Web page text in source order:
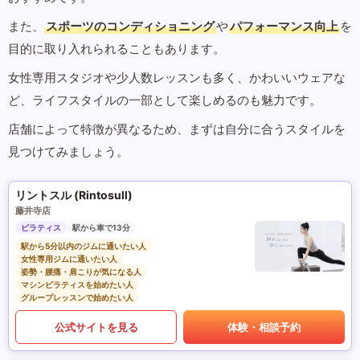
また、
スポーツのコンディショニングやパフォーマンス向上 を
目的に取り入れられることもあります。
女性専用スタジオや少人数レッスンも多く、かわいいウェアな
ど、ライフスタイルの一部として楽しめるのも魅力です。
店舗によって特徴が異なるため、まずは自分に合うスタイルを
見つけてみましょう。
リントスル (Rintosull)
藤井寺店
ピラティス
駅から車で13分
駅から5分以内のジムに通いたい人
女性専用ジムに通いたい人
姿勢・腰痛・肩こりが気になる人
マシンピラティスを始めたい人
グループレッスンで始めたい人
公式サイトを見る 体験・相談予約